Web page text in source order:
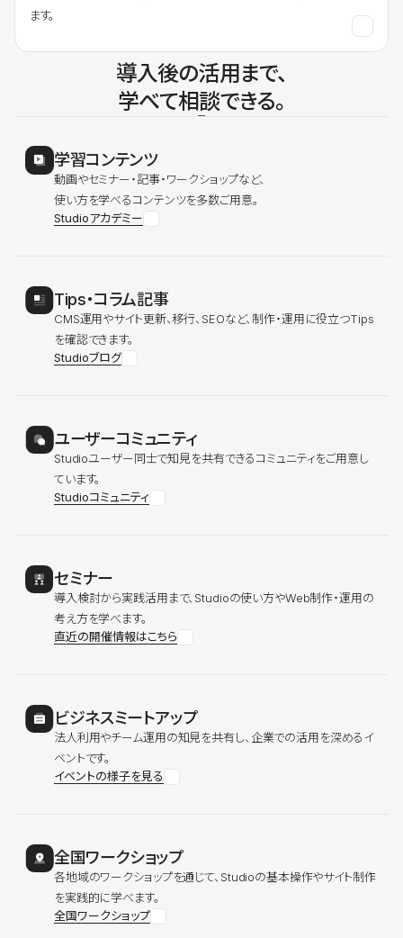
ます。
導入後の活用まで、
学べて相談できる。
学習コンテンツ
動画やセミナー・記事・ワークショップなど、
使い方を学べるコンテンツを多数ご用意。
Studioアカデミー
Tips・コラム記事
CMS運用やサイト更新、移行、SEOなど、制作・運用に役立つTips
を確認できます。
Studioブログ
ユーザーコミュニティ
Studioユーザー同士で知見を共有できるコミュニティをご用意し
ています。
Studioコミュニティ
セミナー
導入検討から実践活用まで、Studioの使い方やWeb制作・運用の
考え方を学べます。
直近の開催情報はこちら
ビジネスミートアップ
法人利用やチーム運用の知見を共有し、企業での活用を深めるイ
ベントです。
イベントの様子を見る
全国ワークショップ
各地域のワークショップを通じて、Studioの基本操作やサイト制作
を実践的に学べます。
全国ワークショップ